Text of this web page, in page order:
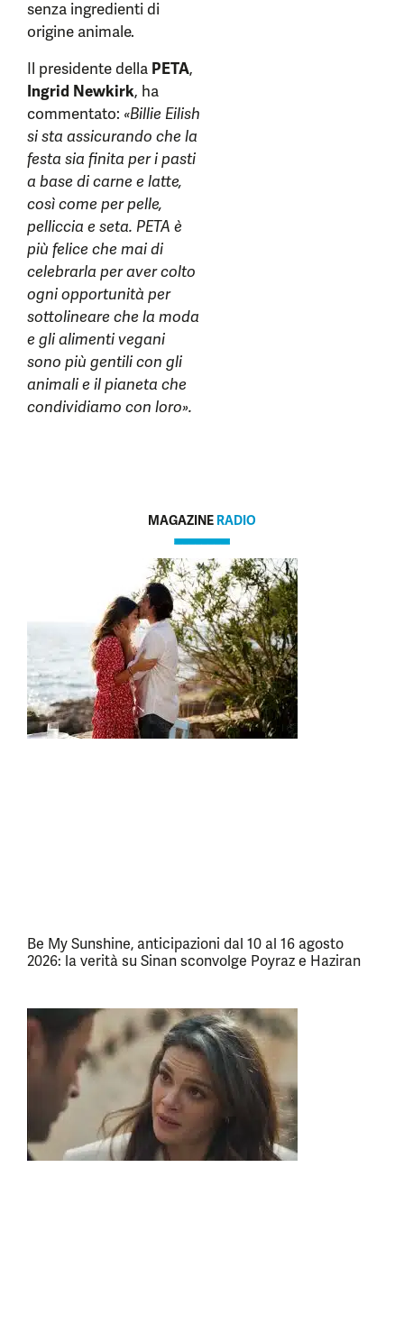
senza ingredienti di
origine animale.
Il presidente della PETA,
Ingrid Newkirk, ha
commentato: «Billie Eilish
si sta assicurando che la
festa sia finita per i pasti
a base di carne e latte,
così come per pelle,
pelliccia e seta. PETA è
più felice che mai di
celebrarla per aver colto
ogni opportunità per
sottolineare che la moda
e gli alimenti vegani
sono più gentili con gli
animali e il pianeta che
condividiamo con loro».
MAGAZINE RADIO
Be My Sunshine, anticipazioni dal 10 al 16 agosto
2026: la verità su Sinan sconvolge Poyraz e Haziran